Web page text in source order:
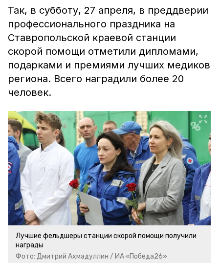
Так, в субботу, 27 апреля, в преддверии
профессионального праздника на
Ставропольской краевой станции
скорой помощи отметили дипломами,
подарками и премиями лучших медиков
региона. Всего наградили более 20
человек.
Лучшие фельдшеры станции скорой помощи получили
награды
Фото: Дмитрий Ахмадуллин / ИА «Победа26»